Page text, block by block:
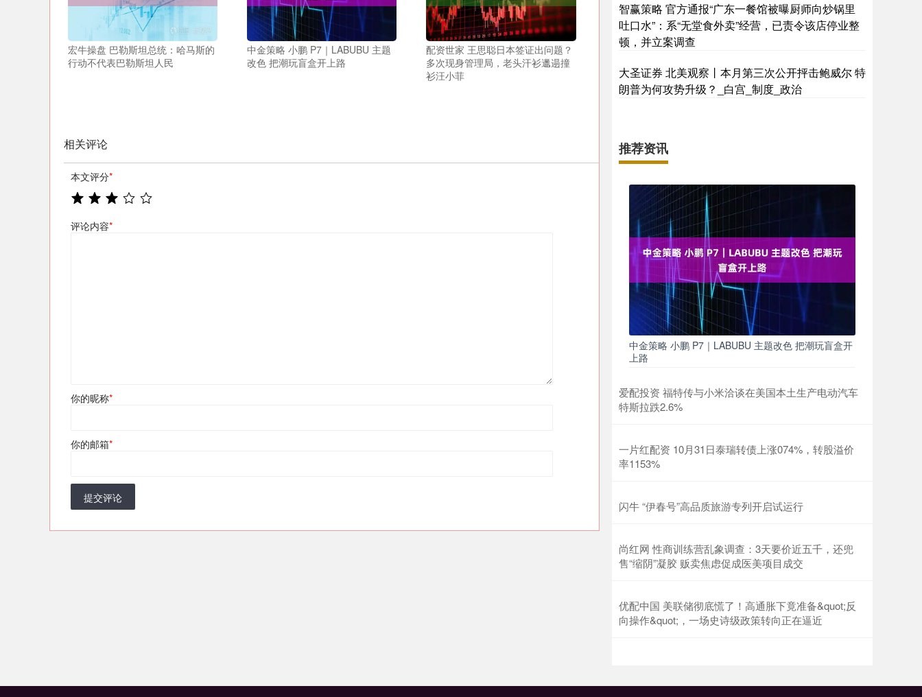
宏牛操盘 巴勒斯坦总统：哈马斯的
行动不代表巴勒斯坦人民
中金策略 小鹏 P7｜LABUBU 主题
改色 把潮玩盲盒开上路
配资世家 王思聪日本签证出问题？
多次现身管理局，老头汗衫邋遢撞
衫汪小菲
相关评论
本文评分*
评论内容*
你的昵称*
你的邮箱*
提交评论
智赢策略 官方通报“广东一餐馆被曝厨师向炒锅里
吐口水”：系“无堂食外卖”经营，已责令该店停业整
顿，并立案调查
大圣证券 北美观察丨本月第三次公开抨击鲍威尔 特
朗普为何攻势升级？_白宫_制度_政治
推荐资讯
中金策略 小鹏 P7｜LABUBU 主题改色 把潮玩盲盒开
上路
爱配投资 福特传与小米洽谈在美国本土生产电动汽车
特斯拉跌2.6%
一片红配资 10月31日泰瑞转债上涨074%，转股溢价
率1153%
闪牛 “伊春号”高品质旅游专列开启试运行
尚红网 性商训练营乱象调查：3天要价近五千，还兜
售“缩阴”凝胶 贩卖焦虑促成医美项目成交
优配中国 美联储彻底慌了！高通胀下竟准备&quot;反
向操作&quot;，一场史诗级政策转向正在逼近